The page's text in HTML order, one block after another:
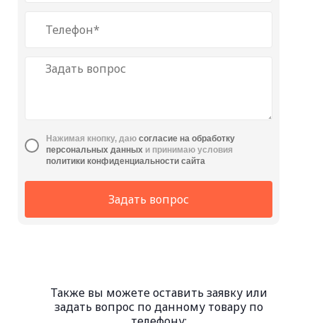
Нажимая кнопку, даю cогласие на обработку
персональных данных и принимаю условия
политики конфиденциальности сайта
Задать вопрос
Также вы можете оставить заявку или
задать вопрос по данному товару по